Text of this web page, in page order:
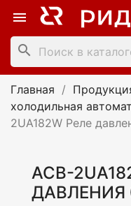

search
Главная
холодильная
2UA182W Реле
ACB-
ДАВЛЕНИЯ